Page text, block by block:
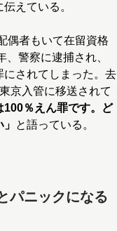
えている。
偶者もいて在留資格
、警察に逮捕され、
されてしまった。去
京入管に移送されて
100％えん罪です。ど
と語っている。
パニックになる